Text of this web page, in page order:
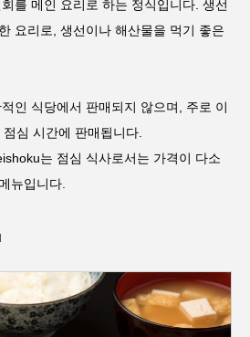
를 메인 요리로 하는 정식입니다. 생선
요리로, 생선이나 해산물을 먹기 좋은
인 식당에서 판매되지 않으며, 주로 이
심 시간에 판매됩니다.
는 점심 식사로서는 가격이 다소
뉴입니다.